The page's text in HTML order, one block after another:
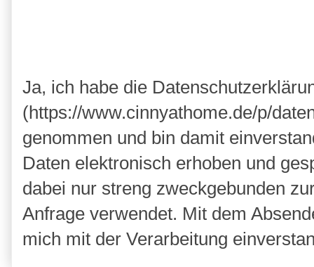
Ja, ich habe die
(https://www.cinnyathome.de/p/
genommen und bin damit
Daten elektronisch erhoben und
dabei nur streng zweckgebunden
Anfrage verwendet. Mit dem
mich mit der Verarbeitung